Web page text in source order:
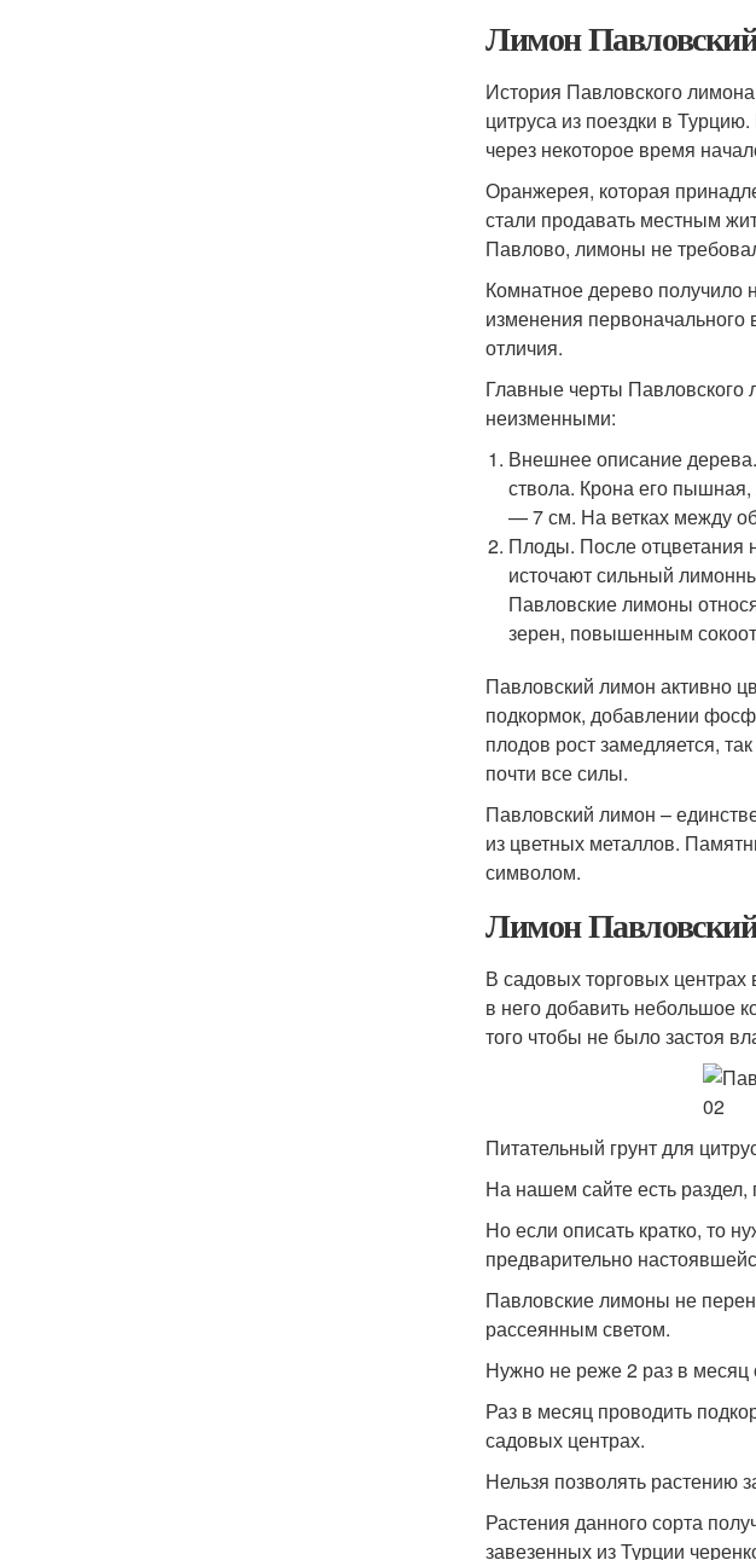
Лимон
История Павловского
цитруса из поездки в
через некоторое время
Оранжерея, которая
стали продавать местным
Павлово, лимоны не
Комнатное дерево получило
изменения первоначального
отличия.
Главные черты
неизменными:
Внешнее описание
ствола. Крона его
— 7 см. На ветках между
Плоды. После отцветания
источают сильный
Павловские лимоны
зерен, повышенным
Павловский лимон активно
подкормок, добавлении
плодов рост замедляется,
почти все силы.
Павловский лимон –
из цветных металлов.
символом.
Лимон
В садовых торговых
в него добавить небольшое
того чтобы не было застоя
Питательный грунт для
На нашем сайте есть
Но если описать кратко, то
предварительно
Павловские лимоны не
рассеянным светом.
Нужно не реже 2 раз в месяц
Раз в месяц проводить
садовых центрах.
Нельзя позволять растению
Растения данного сорта
завезенных из Турции